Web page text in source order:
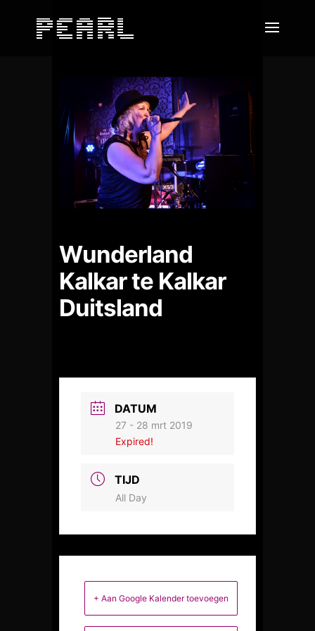
Wunderland
Kalkar te Kalkar
Duitsland
DATUM
27 - 28 mrt 2019
Expired!
TIJD
All Day
+ Aan Google Kalender toevoegen